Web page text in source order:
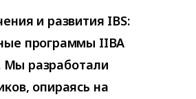
и развития IBS:
программы IIBA
Мы разработали
опираясь на